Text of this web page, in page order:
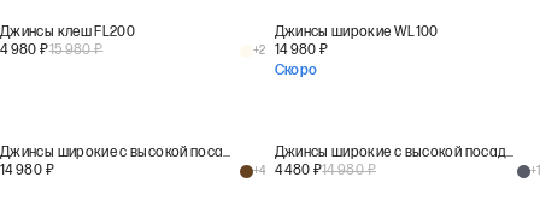
Джинсы клеш FL200
4 980 ₽15 980₽ +2
Джинсы широкие WL100
14 980 ₽
Скоро
Джинсы широкие с высокой посадкой WL100
14 980 ₽ +4
Джинсы широкие с высокой посадкой WL106
4 480 ₽14 980₽ +1